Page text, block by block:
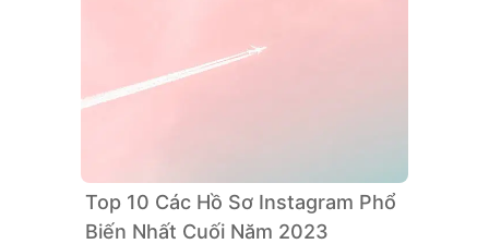
Top 10 Các Hồ Sơ Instagram Phổ
Biến Nhất Cuối Năm 2023